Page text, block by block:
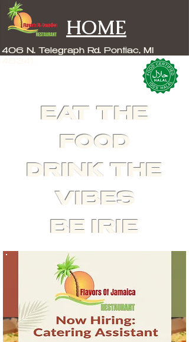
406 N. Telegraph Rd. Pontiac, MI
EAT THE
FOOD
DRINK THE
VIBES
BE IRIE
HOME